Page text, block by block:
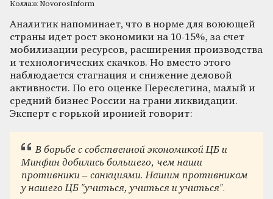
Коллаж NovorosInform
Аналитик напоминает, что в норме для воюющей
страны идет рост экономики на 10-15%, за счет
мобилизации ресурсов, расширения производства
и технологических скачков. Но вместо этого
наблюдается стагнация и снижение деловой
активности. По его оценке Переслегина, малый и
средний бизнес России на грани ликвидации.
Эксперт с горькой иронией говорит:
В борьбе с собственной экономикой ЦБ и
Минфин добились большего, чем наши
противники – санкциями. Нашим противникам
у нашего ЦБ "учиться, учиться и учиться".